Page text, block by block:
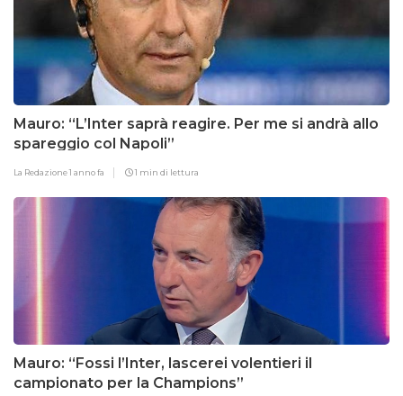
Mauro: “L’Inter saprà reagire. Per me si andrà allo
spareggio col Napoli”
La Redazione1 anno fa 1 min di lettura
Mauro: “Fossi l’Inter, lascerei volentieri il
campionato per la Champions”